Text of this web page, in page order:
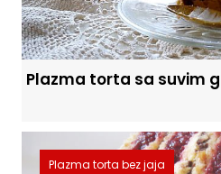
Plazma torta sa suvim
Plazma torta bez jaja